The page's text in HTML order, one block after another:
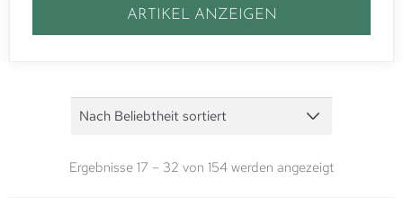
ARTIKEL ANZEIGEN
Ergebnisse 17 – 32 von 154 werden angezeigt